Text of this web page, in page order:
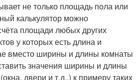
не только площадь пола или
калькулятор можно
площади любых других
у которых есть длина и
вместо ширины и длины комнаты
значения ширины и длины
двери и т.д.,) к примеру таких